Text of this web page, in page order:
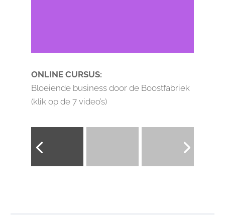
ONLINE CURSUS:
Bloeiende business door de Boostfabriek
(klik op de 7 video’s)